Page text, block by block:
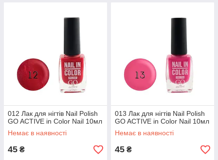
012 Лак для нігтів Nail Polish
GO ACTIVE in Color Nail 10мл
Немає в наявності
45 ₴
013 Лак для нігтів Nail Polish
GO ACTIVE in Color Nail 10мл
Немає в наявності
45 ₴